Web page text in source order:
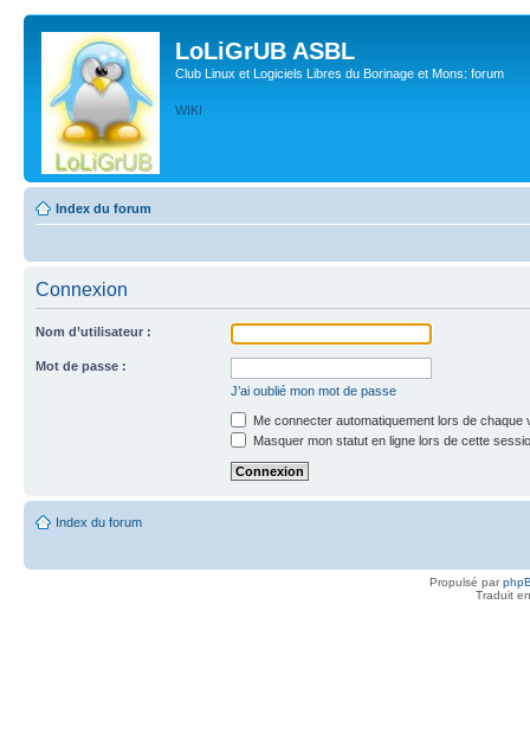
LoLiGrUB ASBL
Club Linux et Logiciels Libres du Borinage et Mons: forum
WIKI
Index du forum
Connexion
Nom d’utilisateur :
Mot de passe :
J’ai oublié mon mot de passe
Me connecter automatiquement lors de chaque
Masquer mon statut en ligne lors de cette
Index du forum
Propulsé par
Traduit